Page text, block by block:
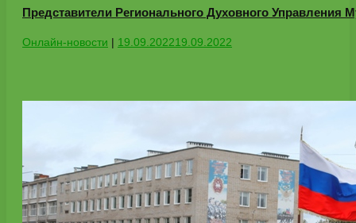
Представители Регионального Духовного Управления
Онлайн-новости | 19.09.202219.09.2022